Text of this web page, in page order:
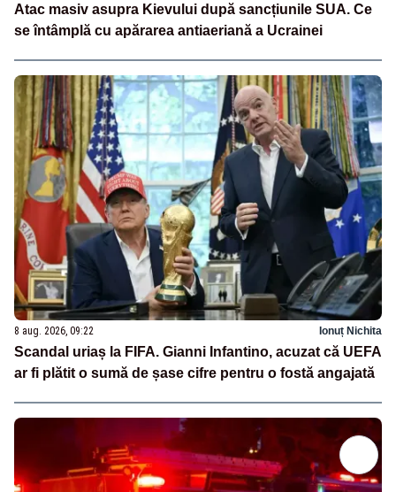
Atac masiv asupra Kievului după sancțiunile SUA. Ce
se întâmplă cu apărarea antiaeriană a Ucrainei
8 aug. 2026, 09:22 Ionuț Nichita
Scandal uriaș la FIFA. Gianni Infantino, acuzat că UEFA
ar fi plătit o sumă de șase cifre pentru o fostă angajată